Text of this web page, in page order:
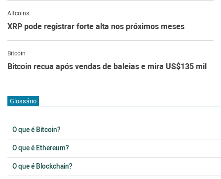
Altcoins
XRP pode registrar forte alta nos próximos meses
Bitcoin
Bitcoin recua após vendas de baleias e mira US$135 mil
Glossário
O que é Bitcoin?
O que é Ethereum?
O que é Blockchain?